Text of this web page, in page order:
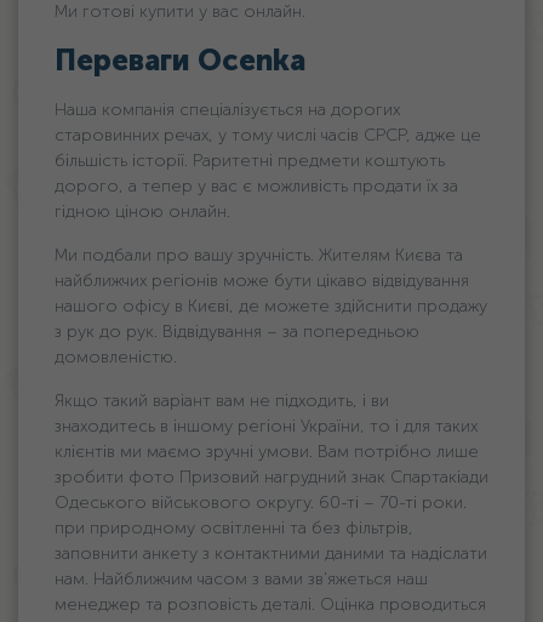
Ми готові купити у вас онлайн.
Переваги Ocenka
Наша компанія спеціалізується на дорогих
старовинних речах, у тому числі часів СРСР, адже це
більшість історії. Раритетні предмети коштують
дорого, а тепер у вас є можливість продати їх за
гідною ціною онлайн.
Ми подбали про вашу зручність. Жителям Києва та
найближчих регіонів може бути цікаво відвідування
нашого офісу в Києві, де можете здійснити продажу
з рук до рук. Відвідування – за попередньою
домовленістю.
Якщо такий варіант вам не підходить, і ви
знаходитесь в іншому регіоні України, то і для таких
клієнтів ми маємо зручні умови. Вам потрібно лише
зробити фото Призовий нагрудний знак Спартакіади
Одеського військового округу. 60-ті – 70-ті роки.
при природному освітленні та без фільтрів,
заповнити анкету з контактними даними та надіслати
нам. Найближчим часом з вами зв’яжеться наш
менеджер та розповість деталі. Оцінка проводиться